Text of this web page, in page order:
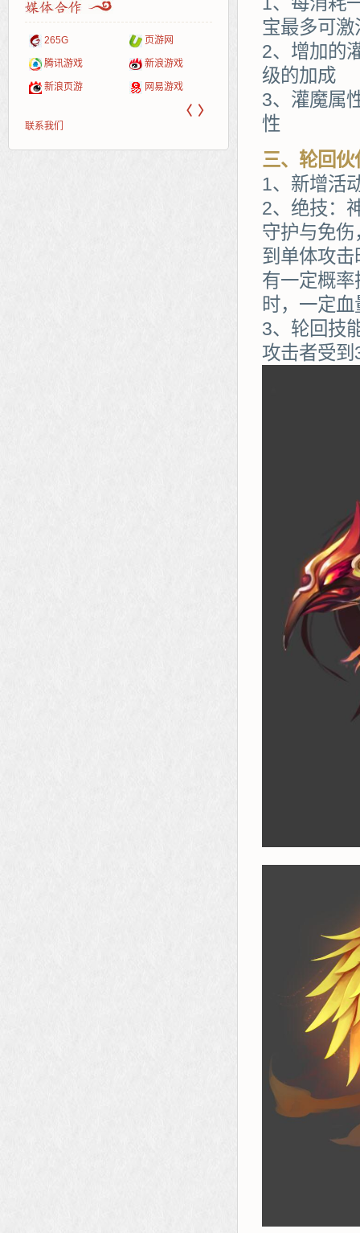
265G 页游网
腾讯游戏 新浪游戏
新浪页游 网易游戏
多玩
pcgame 中华网
Cwan
游一游
游侠网页游戏 40407
5617网游网 一游网
开服网
斗蟹网页游戏 游戏
4q5q游戏
〈 〉
联系我们
宝最多可
2、增加的
级的加成
3、灌魔属
性
三、轮回伙
1、新增活
2、绝技：
守护与免
到单体攻
有一定概
时，一定
3、轮回技
攻击者受